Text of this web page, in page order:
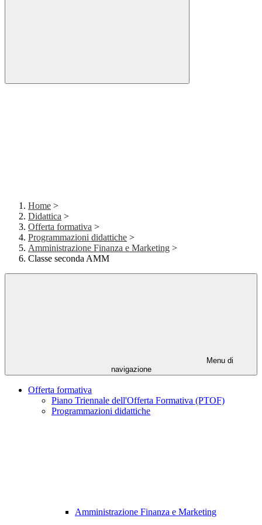
Home >
Didattica >
Offerta formativa >
Programmazioni didattiche >
Amministrazione Finanza e Marketing >
Classe seconda AMM
Menu di
navigazione
Offerta formativa
Piano Triennale dell'Offerta Formativa (PTOF)
Programmazioni didattiche
Amministrazione Finanza e Marketing